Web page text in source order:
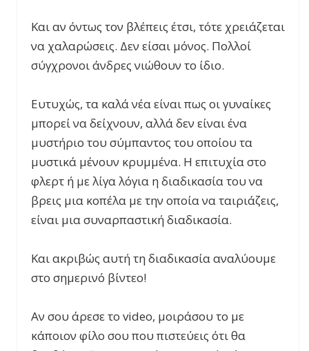
Και αν όντως τον βλέπεις έτσι, τότε χρειάζεται
να χαλαρώσεις. Δεν είσαι μόνος. Πολλοί
σύγχρονοι άνδρες νιώθουν το ίδιο.
Ευτυχώς, τα καλά νέα είναι πως οι γυναίκες
μπορεί να δείχνουν, αλλά δεν είναι ένα
μυστήριο του σύμπαντος του οποίου τα
μυστικά μένουν κρυμμένα. Η επιτυχία στο
φλερτ ή με λίγα λόγια η διαδικασία του να
βρεις μια κοπέλα με την οποία να ταιριάζεις,
είναι μια συναρπαστική διαδικασία.
Και ακριβώς αυτή τη διαδικασία αναλύουμε
στο σημερινό βίντεο!
Αν σου άρεσε το video, μοιράσου το με
κάποιον φίλο σου που πιστεύεις ότι θα